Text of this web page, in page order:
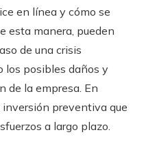
en línea y cómo se
esta manera, pueden
de una crisis
los posibles daños y
de la empresa. En
inversión preventiva que
a largo plazo.